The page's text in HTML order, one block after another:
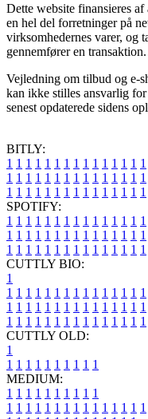
Dette website finansieres
en hel del forretninger på
virksomhedernes varer, og
gennemfører en transaktion.
Vejledning om tilbud og e-
kan ikke stilles ansvarlig
senest opdaterede sidens
BITLY:
1 1 1 1 1 1 1 1 1 1 1 1 1 1 1
1 1 1 1 1 1 1 1 1 1 1 1 1 1 1
1 1 1 1 1 1 1 1 1 1 1 1 1 1 1
SPOTIFY:
1 1 1 1 1 1 1 1 1 1 1 1 1 1 1
1 1 1 1 1 1 1 1 1 1 1 1 1 1 1
1 1 1 1 1 1 1 1 1 1 1 1 1 1 1
CUTTLY BIO:
1
1 1 1 1 1 1 1 1 1 1 1 1 1 1 1
1 1 1 1 1 1 1 1 1 1 1 1 1 1 1
1 1 1 1 1 1 1 1 1 1 1 1 1 1 1
CUTTLY OLD:
1
1 1 1 1 1 1 1 1 1 1
MEDIUM:
1 1 1 1 1 1 1 1 1 1
1 1 1 1 1 1 1 1 1 1 1 1 1 1 1